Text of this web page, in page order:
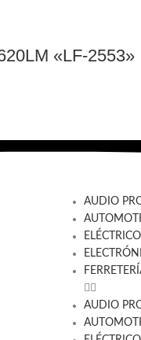
«LF-2553»
AUDIO
ELÉCTRICO
AUDIO